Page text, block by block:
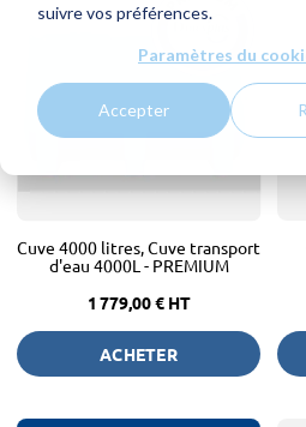
suivre vos préférences.
Paramètres du
Accepter
Cuve 4000 litres, Cuve transport
d'eau 4000L - PREMIUM
1 779,00 € HT
ACHETER